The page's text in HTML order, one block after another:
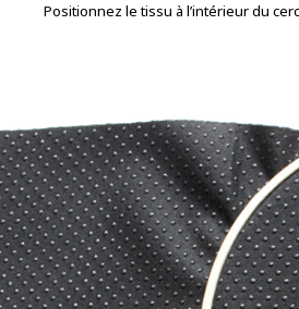
Positionnez le tissu à l’intérieur du